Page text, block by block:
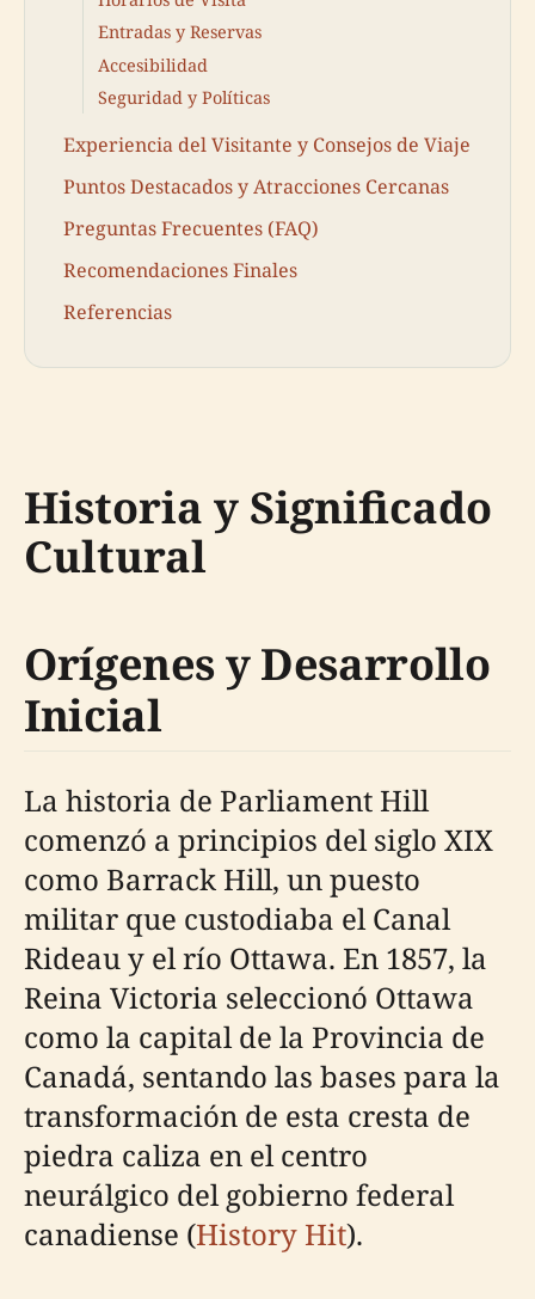
Entradas y Reservas
Accesibilidad
Seguridad y Políticas
Experiencia del Visitante y Consejos de Viaje
Puntos Destacados y Atracciones Cercanas
Preguntas Frecuentes (FAQ)
Recomendaciones Finales
Referencias
Historia y Significado
Cultural
Orígenes y Desarrollo
Inicial
La historia de Parliament Hill
comenzó a principios del siglo XIX
como Barrack Hill, un puesto
militar que custodiaba el Canal
Rideau y el río Ottawa. En 1857, la
Reina Victoria seleccionó Ottawa
como la capital de la Provincia de
Canadá, sentando las bases para la
transformación de esta cresta de
piedra caliza en el centro
neurálgico del gobierno federal
canadiense (History Hit).